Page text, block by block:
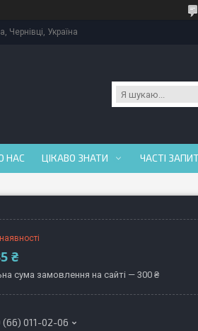
Україна
НАС ЦІКАВО ЗНАТИ ЧАСТІ
₴
сума замовлення на сайті — 300 ₴
(66) 011-02-06